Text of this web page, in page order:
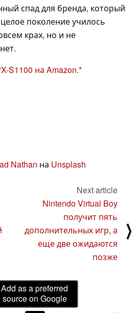
спад для бренда, который
поколение училось
крах, но и не
S1100 на Amazon.
Nathan на Unsplash
Next article
Nintendo Virtual Boy
получит пять
дополнительных игр, а
еще две ожидаются
позже
⟩
Add as a preferred
source on Google